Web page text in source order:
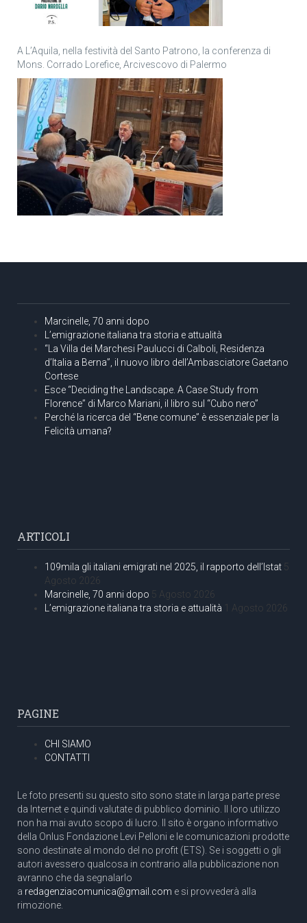
A L’Aquila, nella festività del Santo Patrono, la conferenza di
Mons. Corrado Lorefice, Arcivescovo di Palermo
Marcinelle, 70 anni dopo
L’emigrazione italiana tra storia e attualità
“La Villa dei Marchesi Paulucci di Calboli, Residenza
d’Italia a Berna”, il nuovo libro dell’Ambasciatore Gaetano
Cortese
Esce “Deciding the Landscape. A Case Study from
Florence” di Marco Mariani, il libro sul “Cubo nero”
Perché la ricerca del “Bene comune” è essenziale per la
Felicità umana?
ARTICOLI
109mila gli italiani emigrati nel 2025, il rapporto dell’Istat 5
Agosto 2026
Marcinelle, 70 anni dopo 5 Agosto 2026
L’emigrazione italiana tra storia e attualità 1 Agosto 2026
PAGINE
CHI SIAMO
CONTATTI
Le foto presenti su questo sito sono state in larga parte prese
da Internet e quindi valutate di pubblico dominio. Il loro utilizzo
non ha mai avuto scopo di lucro. Il sito è organo informativo
della Onlus Fondazione Levi Pelloni e le comunicazioni prodotte
sono destinate al mondo del no profit (ETS). Se i soggetti o gli
autori avessero qualcosa in contrario alla pubblicazione non
avranno che da segnalarlo
a redagenziacomunica@gmail.com e si provvederà alla
rimozione.